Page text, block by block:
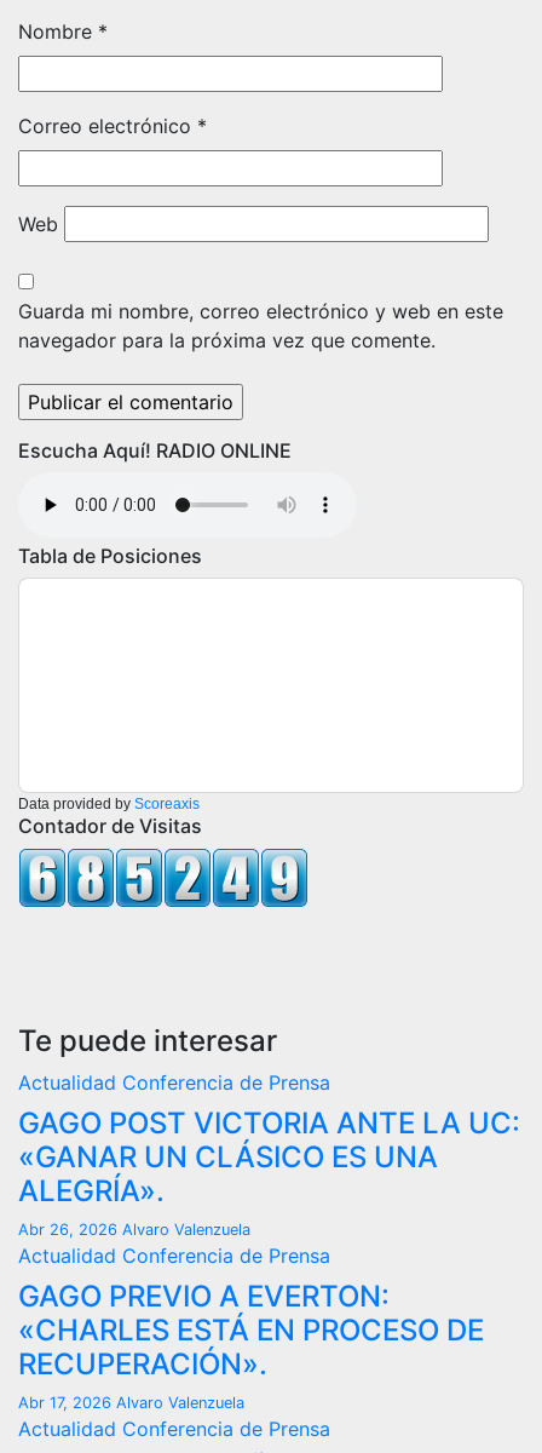
Nombre *
Correo electrónico *
Web
Guarda mi nombre, correo electrónico y web en este
navegador para la próxima vez que comente.
Escucha Aquí! RADIO ONLINE
Tabla de Posiciones
Data provided by Scoreaxis
Contador de Visitas
Te puede interesar
Actualidad Conferencia de Prensa
GAGO POST VICTORIA ANTE LA UC:
«GANAR UN CLÁSICO ES UNA
ALEGRÍA».
Abr 26, 2026 Alvaro Valenzuela
Actualidad Conferencia de Prensa
GAGO PREVIO A EVERTON:
«CHARLES ESTÁ EN PROCESO DE
RECUPERACIÓN».
Abr 17, 2026 Alvaro Valenzuela
Actualidad Conferencia de Prensa